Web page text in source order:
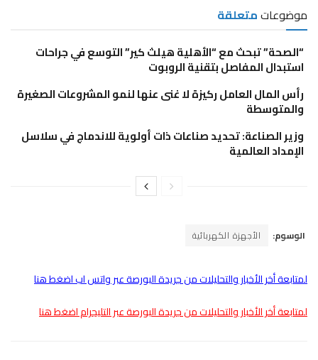
موضوعاتمتعلقة
“الصحة” تبحث مع “الأهلية هيلث كير” التوسع في جراحات
استبدال المفاصل بتقنية الروبوت
رأس المال العامل ركيزة لا غنى عنها لنمو المشروعات الصغيرة
والمتوسطة
وزير الصناعة: تحديد صناعات ذات أولوية للاندماج في سلاسل
الإمداد العالمية
الوسوم: الأجهزة الكهربائية
لمتابعة أخر الأخبار والتحليلات من جريدة البورصة عبر واتس اب اضغط هنا
لمتابعة أخر الأخبار والتحليلات من جريدة البورصة عبر التليجرام اضغط هنا